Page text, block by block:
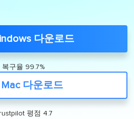
다운로드
복구율 99.7%
Mac 다운로드
평점 4.7